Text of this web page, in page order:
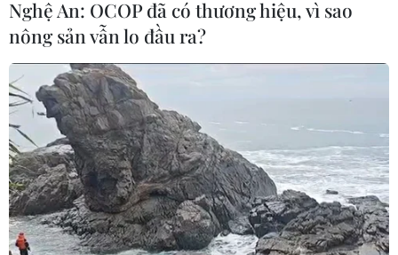
CƠ QUAN CHỦ QUẢN: THÔNG TẤN XÃ VIỆT NAM
Tổng Biên tập: TRẦN TIẾN DUẨN
Phó Tổng Biên tập: NGUYỄN THỊ TÁM, KHÚC THANH
THỦY
Sở hữu trí tuệ
Quy định sử dụng
RSS
Hỗ trợ
Nghệ An: OCOP đã có thương hiệu, vì sao
nông sản vẫn lo đầu ra?